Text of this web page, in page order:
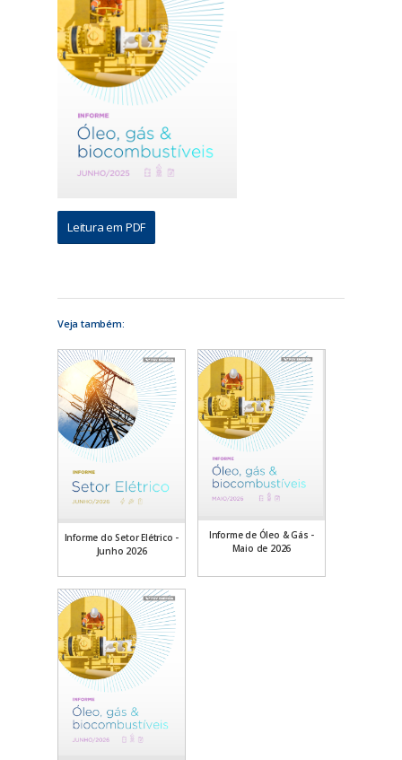
Leitura em PDF
Veja também:
Informe do Setor Elétrico -
Junho 2026
Informe de Óleo & Gás -
Maio de 2026